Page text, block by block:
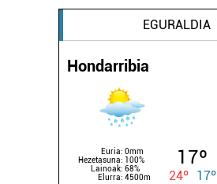
EGURALDIA
Hondarribia
Euria: 0mm
Hezetasuna:
100%
Lainoak: 68%
Elurra: 4500m
17º
24º 17º